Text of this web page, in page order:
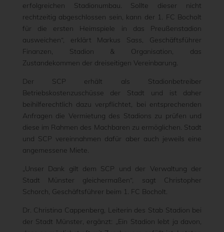
erfolgreichen Stadionumbau. Sollte dieser nicht
rechtzeitig abgeschlossen sein, kann der 1. FC Bocholt
für die ersten Heimspiele in das Preußenstadion
ausweichen“, erklärt Markus Sass, Geschäftsführer
Finanzen, Stadion & Organisation, das
Zustandekommen der dreiseitigen Vereinbarung.
Der SCP erhält als Stadionbetreiber
Betriebskostenzuschüsse der Stadt und ist daher
beihilferechtlich dazu verpflichtet, bei entsprechenden
Anfragen die Vermietung des Stadions zu prüfen und
diese im Rahmen des Machbaren zu ermöglichen. Stadt
und SCP vereinnahmen dafür aber auch jeweils eine
angemessene Miete.
„Unser Dank gilt dem SCP und der Verwaltung der
Stadt Münster gleichermaßen“, sagt Christopher
Schorch, Geschäftsführer beim 1. FC Bocholt.
Dr. Christina Cappenberg, Leiterin des Stab Stadion bei
der Stadt Münster, ergänzt: „Ein Stadion lebt ja davon,